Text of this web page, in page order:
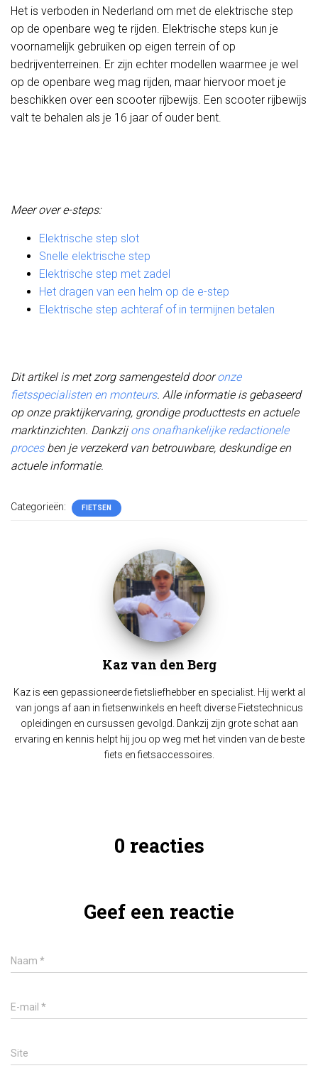
Het is verboden in Nederland om met de elektrische step
op de openbare weg te rijden. Elektrische steps kun je
voornamelijk gebruiken op eigen terrein of op
bedrijventerreinen. Er zijn echter modellen waarmee je wel
op de openbare weg mag rijden, maar hiervoor moet je
beschikken over een scooter rijbewijs. Een scooter rijbewijs
valt te behalen als je 16 jaar of ouder bent.
Meer over e-steps:
Elektrische step slot
Snelle elektrische step
Elektrische step met zadel
Het dragen van een helm op de e-step
Elektrische step achteraf of in termijnen betalen
Dit artikel is met zorg samengesteld dooronze
fietsspecialisten en monteurs. Alle informatie is gebaseerd
op onze praktijkervaring, grondige producttests en actuele
marktinzichten. Dankzij ons onafhankelijke redactionele
procesben je verzekerd van betrouwbare, deskundige en
actuele informatie.
Categorieën: FIETSEN
Kaz van den Berg
Kaz is een gepassioneerde fietsliefhebber en specialist. Hij werkt al
van jongs af aan in fietsenwinkels en heeft diverse Fietstechnicus
opleidingen en cursussen gevolgd. Dankzij zijn grote schat aan
ervaring en kennis helpt hij jou op weg met het vinden van de beste
fiets en fietsaccessoires.
0 reacties
Geef een reactie
Naam *
E-mail *
Site